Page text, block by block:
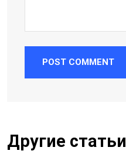
POST COMMENT
Другие статьи